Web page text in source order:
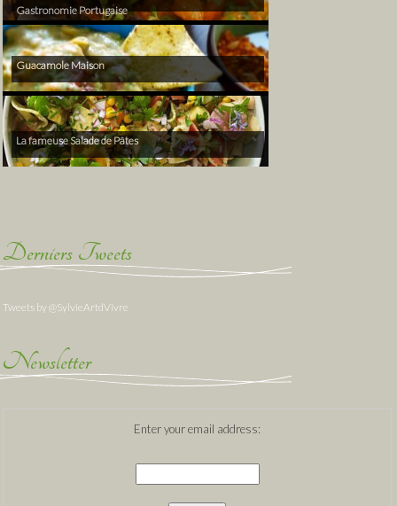
Gastronomie Portugaise
Guacamole Maison
La fameuse Salade de Pâtes
Derniers Tweets
Tweets by @SylvieArtdVivre
Newsletter
Enter your email address: